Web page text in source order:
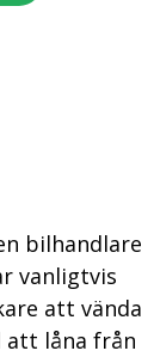
bilhandlare
vanligtvis
att vända
att låna från